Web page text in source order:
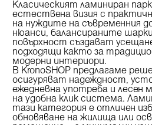
Класическият ламиниран
естествена визия с
на нуждите на съвременния
нюанси, балансираните
повърхност създават
подходящи както за
модерни интериори.
В KronoSHOP предлагаме
осигуряват надеждност,
ежедневна употреба и лесен
на удобна клик система.
тази категория е отличен
обновяване на жилища или